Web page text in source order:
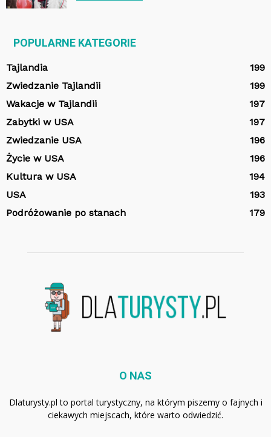
POPULARNE KATEGORIE
Tajlandia
199
Zwiedzanie Tajlandii
199
Wakacje w Tajlandii
197
Zabytki w USA
197
Zwiedzanie USA
196
Życie w USA
196
Kultura w USA
194
USA
193
Podróżowanie po stanach
179
O NAS
Dlaturysty.pl to portal turystyczny, na którym piszemy o fajnych i
ciekawych miejscach, które warto odwiedzić.